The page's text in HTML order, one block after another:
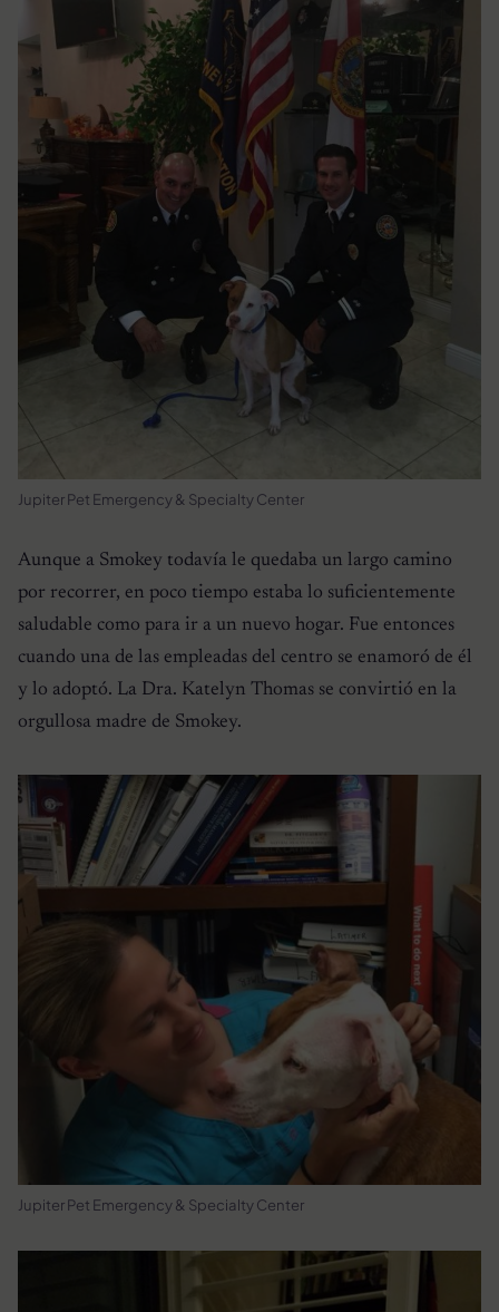
Jupiter Pet Emergency & Specialty Center
Aunque a Smokey todavía le quedaba un largo camino
por recorrer, en poco tiempo estaba lo suficientemente
saludable como para ir a un nuevo hogar. Fue entonces
cuando una de las empleadas del centro se enamoró de él
y lo adoptó. La Dra. Katelyn Thomas se convirtió en la
orgullosa madre de Smokey.
Jupiter Pet Emergency & Specialty Center